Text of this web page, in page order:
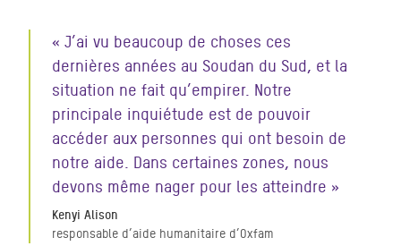
« J’ai vu beaucoup de choses ces
dernières années au Soudan du Sud, et la
situation ne fait qu’empirer. Notre
principale inquiétude est de pouvoir
accéder aux personnes qui ont besoin de
notre aide. Dans certaines zones, nous
devons même nager pour les atteindre »
Kenyi Alison
responsable d’aide humanitaire d’Oxfam